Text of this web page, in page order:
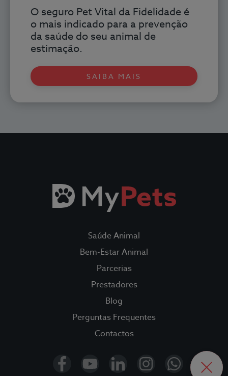
Fidelidade Loyalty
Fidelidade Pet Tracker
O seguro Pet Vital da Fidelidade é
o mais indicado para a prevenção
da saúde do seu animal de
estimação.
SAIBA MAIS
Saúde Animal
Bem-Estar Animal
Parcerias
Prestadores
Blog
Perguntas Frequentes
Contactos